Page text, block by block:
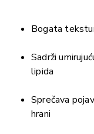
Bogata
Sadrži
lipida
Sprečava
hrani